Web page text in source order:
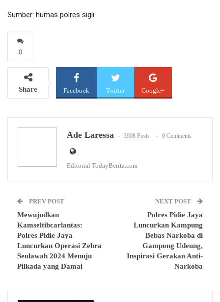
Sumber: humas polres sigli
0
Share Facebook Twitter Google+
Ade Laressa 3908 Posts 0 Comments
Editorial TodayBerita.com
PREV POST
Mewujudkan
Kamseltibcarlantas:
Polres Pidie Jaya
Luncurkan Operasi Zebra
Seulawah 2024 Menuju
Pilkada yang Damai
NEXT POST
Polres Pidie Jaya
Luncurkan Kampung
Bebas Narkoba di
Gampong Udeung,
Inspirasi Gerakan Anti-
Narkoba